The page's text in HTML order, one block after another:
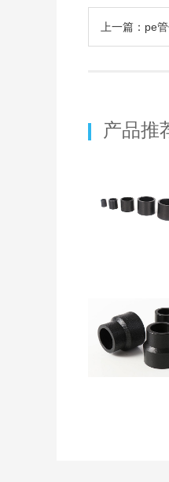
上一篇：pe
产品推